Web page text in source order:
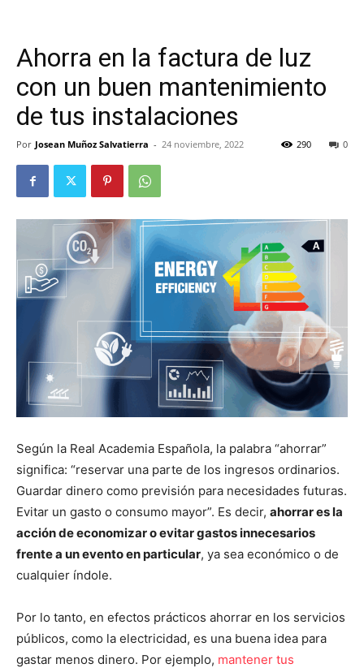
Ahorra en la factura de luz
con un buen mantenimiento
de tus instalaciones
Por Josean Muñoz Salvatierra - 24 noviembre, 2022 0
290
Según la Real Academia Española, la palabra “ahorrar”
significa: “reservar una parte de los ingresos ordinarios.
Guardar dinero como previsión para necesidades futuras.
Evitar un gasto o consumo mayor”. Es decir, ahorrar es la
acción de economizar o evitar gastos innecesarios
frente a un evento en particular, ya sea económico o de
cualquier índole.
Por lo tanto, en efectos prácticos ahorrar en los servicios
públicos, como la electricidad, es una buena idea para
gastar menos dinero. Por ejemplo, mantener tus